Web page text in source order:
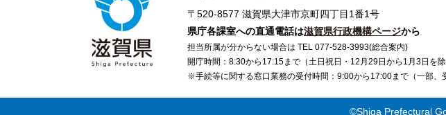
〒520-8577 滋賀県大津市京町四丁目1番1号
県庁各課室への直通電話は滋賀県行政機構ページから
担当所属が分からない場合は TEL 077-528-3993(総合案内)
開庁時間：8:30から17:15まで（土日祝日・12月29日から1月3日を除
※手続等に関する窓口業務の受付時間：9:00から17:00まで（一部、
©Shiga Prefectural